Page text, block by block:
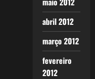
abril 2012
março 2012
fevereiro
2012